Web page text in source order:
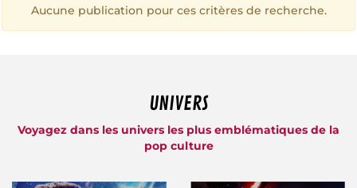
Aucune publication pour ces critères de recherche.
UNIVERS
Voyagez dans les univers les plus emblématiques de la
pop culture